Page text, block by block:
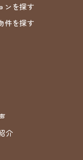
ンを探す
件を探す
介